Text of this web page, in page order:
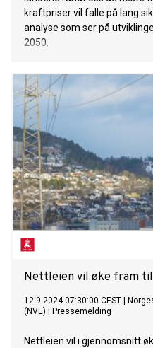
kraftpriser vil falle på lang
analyse som ser på
2050.
Nettleien vil øke fram
12.9.2024 07:30:00 CEST
(NVE)
Pressemelding
Nettleien vil i gjennomsnitt